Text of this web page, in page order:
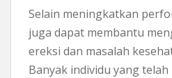
Selain meningkatkan
juga dapat membantu
ereksi dan masalah
Banyak individu yang